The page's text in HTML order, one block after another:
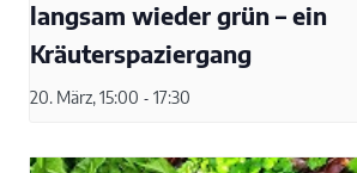
langsam wieder grün – ein
Kräuterspaziergang
20. März, 15:00 - 17:30